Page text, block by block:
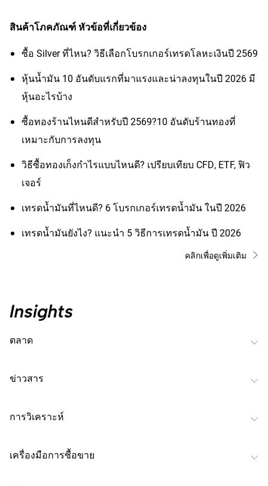
สินค้าโภคภัณฑ์ หัวข้อที่เกี่ยวข้อง
ซื้อ Silver ที่ไหน? วิธีเลือกโบรกเกอร์เทรดโลหะเงินปี 2569
หุ้นน้ำมัน 10 อันดับแรกที่มาแรงและน่าลงทุนในปี 2026 มี
หุ้นอะไรบ้าง
ซื้อทองร้านไหนดีสำหรับปี 2569?10 อันดับร้านทองที่
เหมาะกับการลงทุน
วิธีซื้อทองเก็งกำไรแบบไหนดี? เปรียบเทียบ CFD, ETF, ฟิว
เจอร์
เทรดน้ำมันที่ไหนดี? 6 โบรกเกอร์เทรดน้ำมัน ในปี 2026
เทรดน้ำมันยังไง? แนะนำ 5 วิธีการเทรดน้ำมัน ปี 2026
คลิกเพื่อดูเพิ่มเติม
ตลาด
ข่าวสาร
การวิเคราะห์
เครื่องมือการซื้อขาย